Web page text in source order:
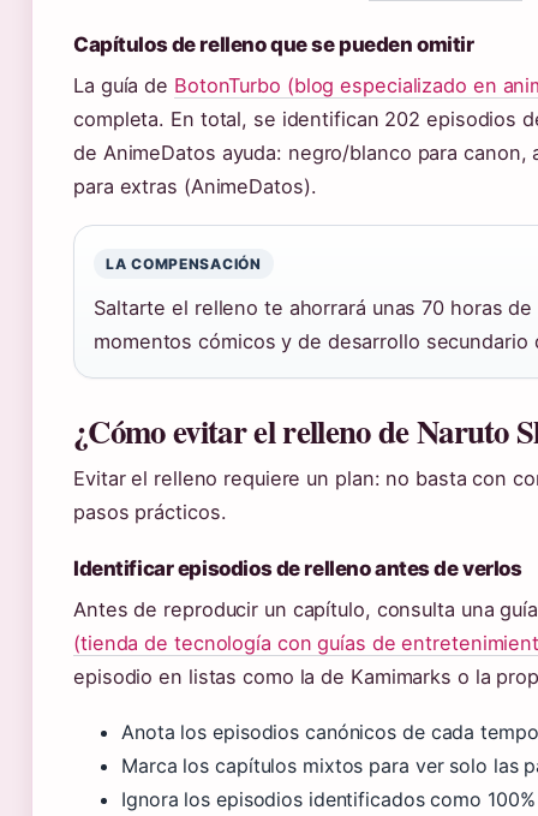
Capítulos de relleno que se pueden omitir
La guía de BotonTurbo (blog especializado en
completa. En total, se identifican 202 episodios
de AnimeDatos ayuda: negro/blanco para
para extras (AnimeDatos).
LA COMPENSACIÓN
Saltarte el relleno te ahorrará unas 70 horas
momentos cómicos y de desarrollo secundario
¿Cómo evitar el relleno de Naruto
Evitar el relleno requiere un plan: no basta con
pasos prácticos.
Identificar episodios de relleno antes de verlos
Antes de reproducir un capítulo, consulta una
(tienda de tecnología con guías de
episodio en listas como la de Kamimarks o la
Anota los episodios canónicos de cada
Marca los capítulos mixtos para ver solo las
Ignora los episodios identificados como